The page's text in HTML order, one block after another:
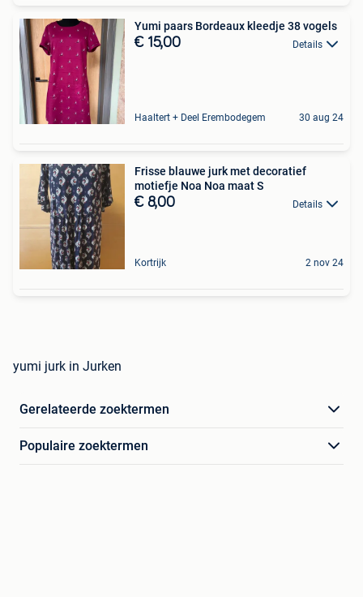
Yumi paars Bordeaux kleedje 38 vogels
€ 15,00 Details
Haaltert + Deel Erembodegem 30 aug 24
Frisse blauwe jurk met decoratief
motiefje Noa Noa maat S
€ 8,00 Details
Kortrijk 2 nov 24
yumi jurk in Jurken
Gerelateerde zoektermen
Populaire zoektermen